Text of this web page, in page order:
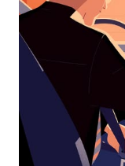
日
并
期。
按
退